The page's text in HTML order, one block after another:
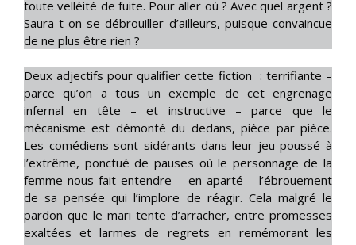
toute velléité de fuite. Pour aller où ? Avec quel argent ?
Saura-t-on se débrouiller d’ailleurs, puisque convaincue
de ne plus être rien ?
Deux adjectifs pour qualifier cette fiction : terrifiante –
parce qu’on a tous un exemple de cet engrenage
infernal en tête – et instructive – parce que le
mécanisme est démonté du dedans, pièce par pièce.
Les comédiens sont sidérants dans leur jeu poussé à
l’extrême, ponctué de pauses où le personnage de la
femme nous fait entendre – en aparté – l’ébrouement
de sa pensée qui l’implore de réagir. Cela malgré le
pardon que le mari tente d’arracher, entre promesses
exaltées et larmes de regrets en remémorant les